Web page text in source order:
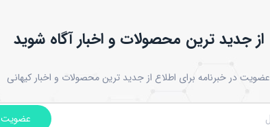
از جدید ترین محصولات و اخبار آگاه شوید
عضویت در خبرنامه برای اطلاع از جدید ترین محصولات و اخبار کیهانی
عضویت